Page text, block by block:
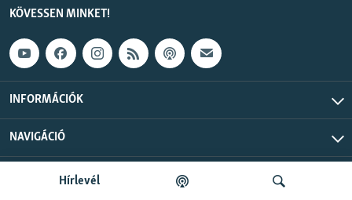
Hírlevél
KÖVESSEN MINKET!
INFORMÁCIÓK
NAVIGÁCIÓ
Szabad Európa © 2026 RFE/RL, Inc. Minden jog fenntartva.